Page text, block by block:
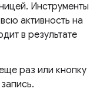
Инструменты
активность на
в результате
раз или кнопку